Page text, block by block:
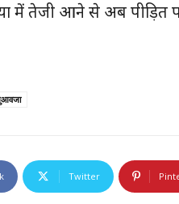
में तेजी आने से अब पीड़ित
Twitter